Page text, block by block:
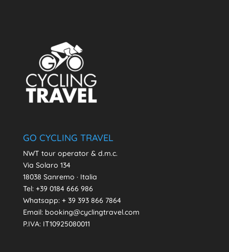
GO CYCLING TRAVEL
NWT tour operator & d.m.c.
Via Solaro 134
18038 Sanremo · Italia
Tel: +39 0184 666 986
Whatsapp: + 39 393 866 7864
Email: booking@cyclingtravel.com
P.IVA: IT10925080011